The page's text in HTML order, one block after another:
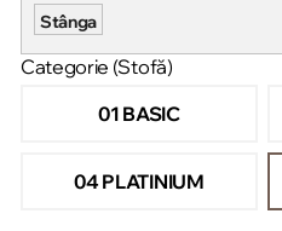
Stânga
Categorie (Stofă)
01 BASIC
04 PLATINIUM